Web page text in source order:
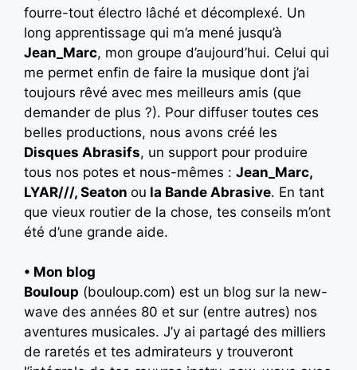
fourre-tout électro lâché et décomplexé. Un
long apprentissage qui m’a mené jusqu’à
Jean_Marc, mon groupe d’aujourd’hui. Celui qui
me permet enfin de faire la musique dont j’ai
toujours rêvé avec mes meilleurs amis (que
demander de plus ?). Pour diffuser toutes ces
belles productions, nous avons créé les
Disques Abrasifs, un support pour produire
tous nos potes et nous-mêmes : Jean_Marc,
LYAR///, Seaton ou la Bande Abrasive. En tant
que vieux routier de la chose, tes conseils m’ont
été d’une grande aide.
• Mon blog
Bouloup (bouloup.com) est un blog sur la new-
wave des années 80 et sur (entre autres) nos
aventures musicales. J’y ai partagé des milliers
de raretés et tes admirateurs y trouveront